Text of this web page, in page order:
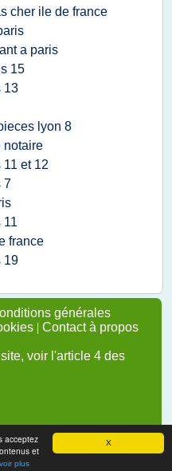
X
acceptez
et
plus
cher ile de france
a paris
15
13
lyon 8
notaire
et 12
7
11
france
19
générales
| Contact à propos
voir l'article 4 des